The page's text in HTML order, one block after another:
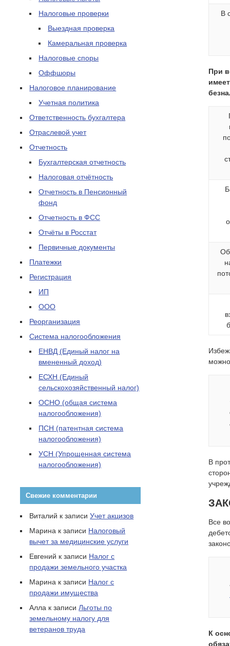
Налоговые проверки
Выездная проверка
Камеральная проверка
Налоговые споры
Оффшоры
Налоговое планирование
Учетная политика
Ответственность бухгалтера
Отраслевой учет
Отчетность
Бухгалтерская отчетность
Налоговая отчётность
Отчетность в Пенсионный
фонд
Отчетность в ФСС
Отчёты в Росстат
Первичные документы
Платежки
Регистрация
ИП
ООО
Реорганизация
Система налогообложения
ЕНВД (Единый налог на
вмененный доход)
ЕСХН (Единый
сельскохозяйственный налог)
ОСНО (общая система
налогообложения)
ПСН (патентная система
налогообложения)
УСН (Упрощенная система
налогообложения)
Свежие комментарии
Виталий к записиУчет акцизов
Марина к записи Налоговый
вычет за медицинские услуги
Евгений к записи Налог с
продажи земельного участка
Марина к записи Налог с
продажи имущества
Алла к записи Льготы по
земельному налогу для
ветеранов труда
В
При
В
Все
К